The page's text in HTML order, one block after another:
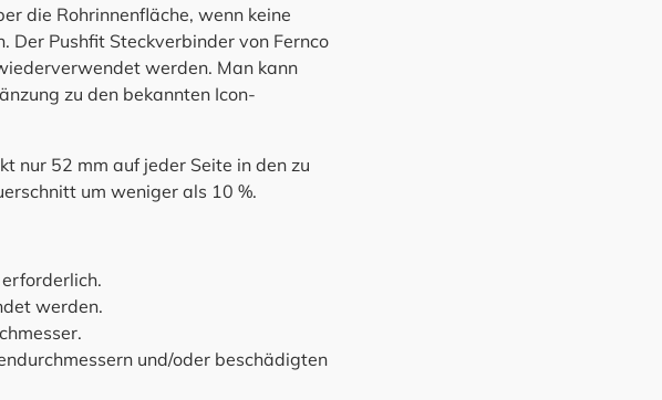
die Rohrinnenfläche, wenn keine
Der Pushfit Steckverbinder von Fernco
werden. Man kann
zu den bekannten Icon-
nur 52 mm auf jeder Seite in den zu
um weniger als 10 %.
werden.
und/oder beschädigten